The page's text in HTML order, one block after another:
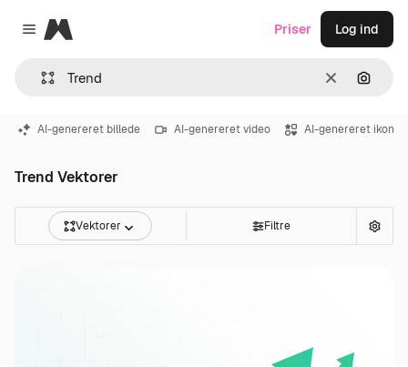
Close menu
Magnific
Klar Søg
Priser Log ind
AI-genereret billede AI-genereret video AI-genereret ikon
Trend Vektorer
Vektorer Filtre